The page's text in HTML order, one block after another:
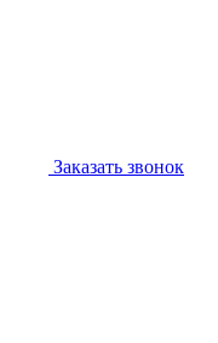
Заказать звонок